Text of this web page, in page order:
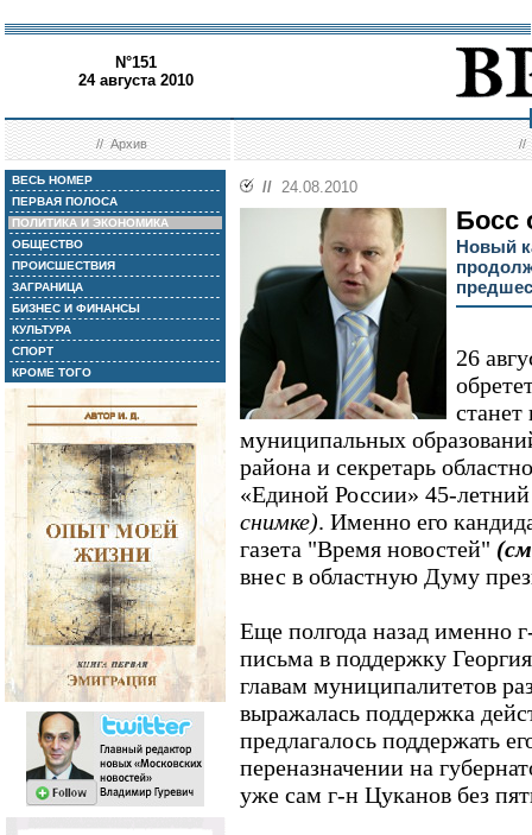
N°151
24 августа 2010
//Архив //
ВЕСЬ НОМЕР
ПЕРВАЯ ПОЛОСА
ПОЛИТИКА И ЭКОНОМИКА
ОБЩЕСТВО
ПРОИСШЕСТВИЯ
ЗАГРАНИЦА
БИЗНЕС И ФИНАНСЫ
КУЛЬТУРА
СПОРТ
КРОМЕ ТОГО
// 24.08.2010
Босс
Новый
26
станет
муниципальных
района и секретарь
«Единой России» 45-
снимке). Именно его
газета "Время новостей"
внес в областную Думу
Еще полгода назад именно
письма в поддержку
главам муниципалитетов
выражалась поддержка
предлагалось поддержать
переназначении на
уже сам г-н Цуканов без